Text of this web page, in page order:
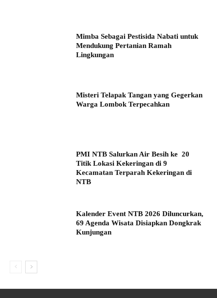
Mimba Sebagai Pestisida Nabati untuk
Mendukung Pertanian Ramah
Lingkungan
Misteri Telapak Tangan yang Gegerkan
Warga Lombok Terpecahkan
PMI NTB Salurkan Air Besih ke 20
Titik Lokasi Kekeringan di 9
Kecamatan Terparah Kekeringan di
NTB
Kalender Event NTB 2026 Diluncurkan,
69 Agenda Wisata Disiapkan Dongkrak
Kunjungan